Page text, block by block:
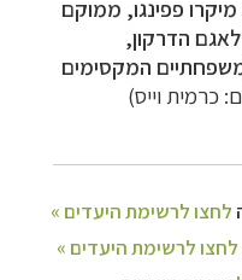
פפינגו, ממוקם
הדרקון,
המקסימים
כרמית וייס)